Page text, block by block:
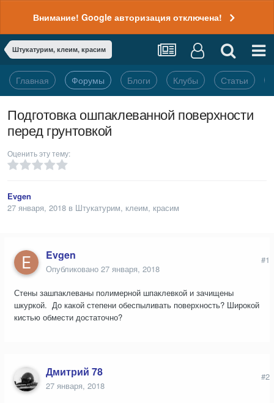
Внимание! Google авторизация отключена!
Штукатурим, клеим, красим
Главная Форумы Блоги Клубы Статьи
Подготовка ошпаклеванной поверхности
перед грунтовкой
Оценить эту тему:
Evgen
27 января, 2018 в Штукатурим, клеим, красим
Evgen
Опубликовано 27 января, 2018
#1
Стены зашпаклеваны полимерной шпаклевкой и зачищены
шкуркой. До какой степени обеспыливать поверхность? Широкой
кистью обмести достаточно?
Дмитрий 78
27 января, 2018
#2